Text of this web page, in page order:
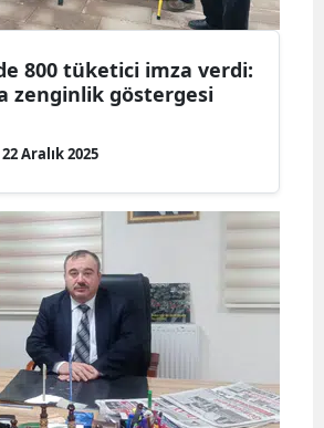
Kastamonu
Kırklareli
Kocaeli
Konya
Kütahya
Malatya
Manisa
Kahramanmaraş
800 tüketici imza verdi:
zenginlik göstergesi
22 Aralık 2025